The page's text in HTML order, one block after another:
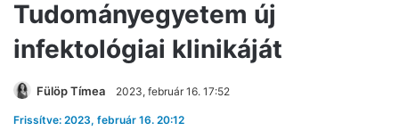
Tudományegyetem új
infektológiai klinikáját
Fülöp Tímea 2023, február 16. 17:52
Frissítve: 2023, február 16. 20:12